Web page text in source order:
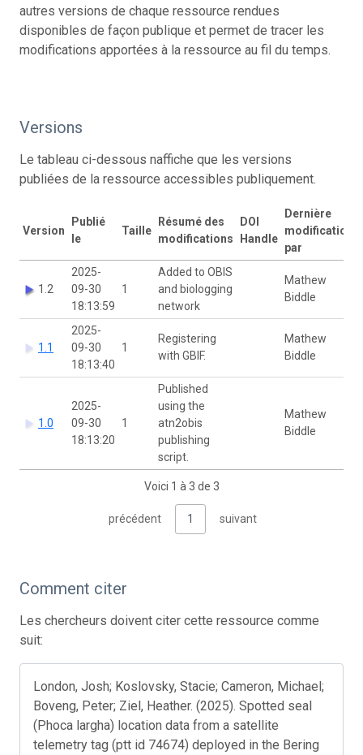
autres versions de chaque ressource rendues
disponibles de façon publique et permet de tracer les
modifications apportées à la ressource au fil du temps.
Versions
Le tableau ci-dessous naffiche que les versions
publiées de la ressource accessibles publiquement.
Version
Publié
le
Taille
Résumé des
modifications
DOI
Handle
Dernière
modification
par
1.2
2025-
09-30
18:13:59
1
Added to OBIS
and biologging
network
Mathew
Biddle
1.1
2025-
09-30
18:13:40
1
Registering
with GBIF.
Mathew
Biddle
1.0
2025-
09-30
18:13:20
1
Published
using the
atn2obis
publishing
script.
Mathew
Biddle
Voici 1 à 3 de 3
précédent 1 suivant
Comment citer
Les chercheurs doivent citer cette ressource comme
suit:
London, Josh; Koslovsky, Stacie; Cameron, Michael;
Boveng, Peter; Ziel, Heather. (2025). Spotted seal
(Phoca largha) location data from a satellite
telemetry tag (ptt id 74674) deployed in the Bering